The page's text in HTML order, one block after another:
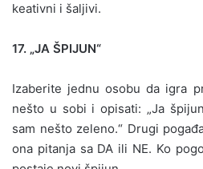
keativni i šaljivi.
17. „JA ŠPIJUN“
Izaberite jednu osobu da igra
nešto u sobi i opisati: „Ja
sam nešto zeleno.“ Drugi
ona pitanja sa DA ili NE. Ko